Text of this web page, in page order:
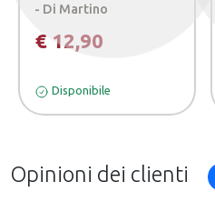
- Di Martino
€ 12,90
Disponibile
Opinioni dei clienti